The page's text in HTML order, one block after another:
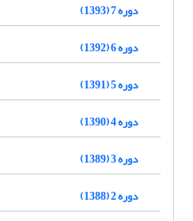
دوره 7 (1393)
دوره 6 (1392)
دوره 5 (1391)
دوره 4 (1390)
دوره 3 (1389)
دوره 2 (1388)